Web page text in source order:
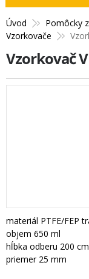
Úvod Pomôcky
Vzorkovače
Vzorkovač
materiál PTFE/FEP
objem 650 ml
hĺbka odberu 200 cm
priemer 25 mm